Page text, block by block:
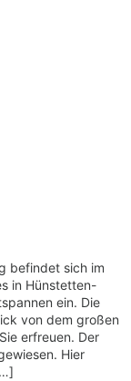
befindet sich im
in Hünstetten-
ein. Die
von dem großen
erfreuen. Der
Hier